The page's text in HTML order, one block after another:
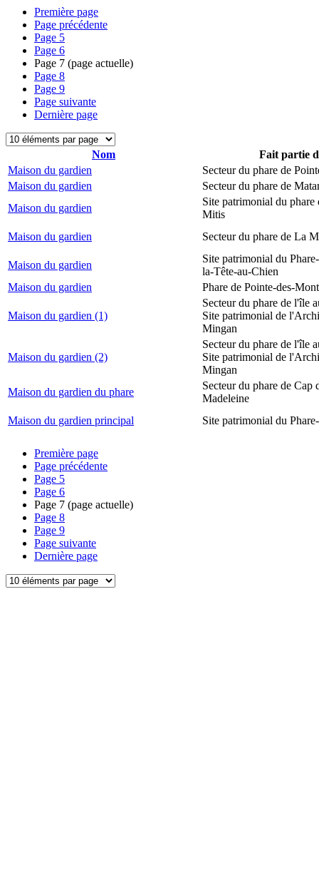
Première page
Page précédente
Page 5
Page 6
Page 7 (page actuelle)
Page 8
Page 9
Page suivante
Dernière page
Nom
Fait partie
Maison du gardien
Secteur du phare de
Maison du gardien
Secteur du phare de
Maison du gardien
Site patrimonial du phare
Mitis
Maison du gardien
Secteur du phare de La
Maison du gardien
Site patrimonial du
la-Tête-au-Chien
Maison du gardien
Phare de Pointe-des-
Maison du gardien (1)
Secteur du phare de l'île
Site patrimonial de
Mingan
Maison du gardien (2)
Secteur du phare de l'île
Site patrimonial de
Mingan
Maison du gardien du phare
Secteur du phare de Cap
Madeleine
Maison du gardien principal
Site patrimonial du
Première page
Page précédente
Page 5
Page 6
Page 7 (page actuelle)
Page 8
Page 9
Page suivante
Dernière page